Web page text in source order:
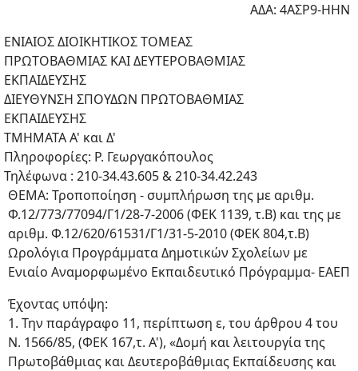
ΑΔΑ: 4ΑΣΡ9-ΗΗΝ
ΕΝΙΑΙΟΣ ΔΙΟΙΚΗΤΙΚΟΣ ΤΟΜΕΑΣ
ΠΡΩΤΟΒΑΘΜΙΑΣ ΚΑΙ ΔΕΥΤΕΡΟΒΑΘΜΙΑΣ
ΕΚΠΑΙΔΕΥΣΗΣ
ΔΙΕΥΘΥΝΣΗ ΣΠΟΥΔΩΝ ΠΡΩΤΟΒΑΘΜΙΑΣ
ΕΚΠΑΙΔΕΥΣΗΣ
ΤΜΗΜΑΤΑ Α' και Δ'
Πληροφορίες: Ρ. Γεωργακόπουλος
Τηλέφωνα : 210-34.43.605 & 210-34.42.243
ΘΕΜΑ: Τροποποίηση - συμπλήρωση της με αριθμ.
Φ.12/773/77094/Γ1/28-7-2006 (ΦΕΚ 1139, τ.Β) και της με
αριθμ. Φ.12/620/61531/Γ1/31-5-2010 (ΦΕΚ 804,τ.Β)
Ωρολόγια Προγράμματα Δημοτικών Σχολείων με
Ενιαίο Αναμορφωμένο Εκπαιδευτικό Πρόγραμμα- ΕΑΕΠ
Έχοντας υπόψη:
1. Την παράγραφο 11, περίπτωση ε, του άρθρου 4 του
Ν. 1566/85, (ΦΕΚ 167,τ. Α'), «Δομή και λειτουργία της
Πρωτοβάθμιας και Δευτεροβάθμιας Εκπαίδευσης και